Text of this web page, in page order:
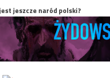
jeszcze naród polski?